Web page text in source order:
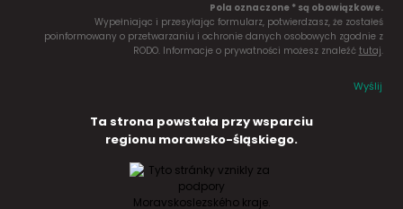
Pola oznaczone * są obowiązkowe.
Wypełniając i przesyłając formularz, potwierdzasz, że zostałeś
poinformowany o przetwarzaniu i ochronie danych osobowych zgodnie z
RODO. Informacje o prywatności możesz znaleźć tutaj.
Wyślij
Ta strona powstała przy wsparciu
regionu morawsko-śląskiego.